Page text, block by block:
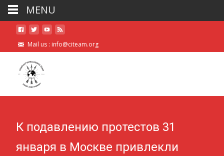
Mail us : info@citeam.org
К подавлению протестов 31
января в Москве привлекли
MENU